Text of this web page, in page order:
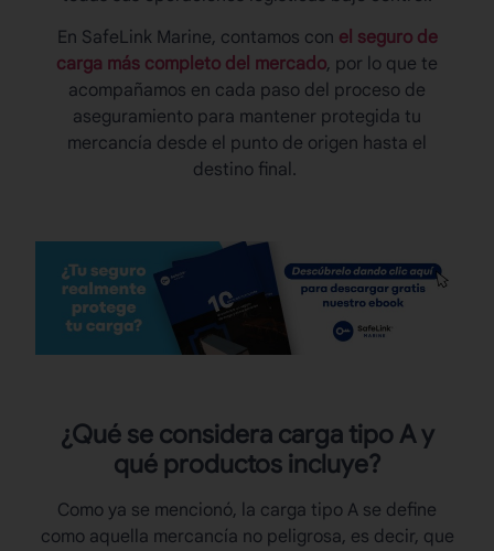
En SafeLink Marine, contamos con el seguro de
carga más completo del mercado, por lo que te
acompañamos en cada paso del proceso de
aseguramiento para mantener protegida tu
mercancía desde el punto de origen hasta el
destino final.
¿Qué se considera carga tipo Ay
qué productos incluye?
Como ya se mencionó, la carga tipo A se define
como aquella mercancía no peligrosa, es decir, que